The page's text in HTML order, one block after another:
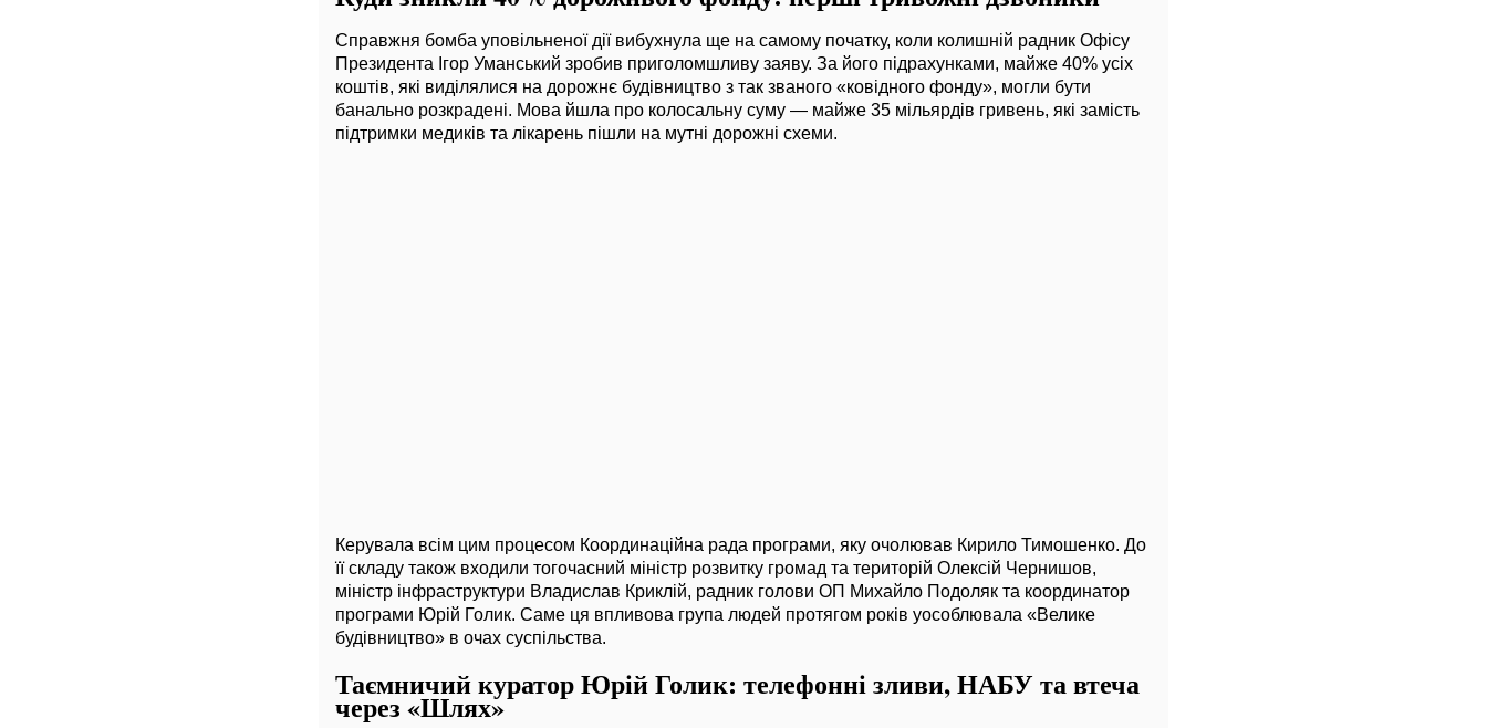
Справжня бомба уповільненої дії вибухнула ще на самому початку, коли колишній радник Офісу
Президента Ігор Уманський зробив приголомшливу заяву. За його підрахунками, майже 40% усіх
коштів, які виділялися на дорожнє будівництво з так званого «ковідного фонду», могли бути
банально розкрадені. Мова йшла про колосальну суму — майже 35 мільярдів гривень, які замість
підтримки медиків та лікарень пішли на мутні дорожні схеми.
Керувала всім цим процесом Координаційна рада програми, яку очолював Кирило Тимошенко. До
її складу також входили тогочасний міністр розвитку громад та територій Олексій Чернишов,
міністр інфраструктури Владислав Криклій, радник голови ОП Михайло Подоляк та координатор
програми Юрій Голик. Саме ця впливова група людей протягом років уособлювала «Велике
будівництво» в очах суспільства.
Таємничий куратор Юрій Голик: телефонні зливи, НАБУ та втеча
через «Шлях»